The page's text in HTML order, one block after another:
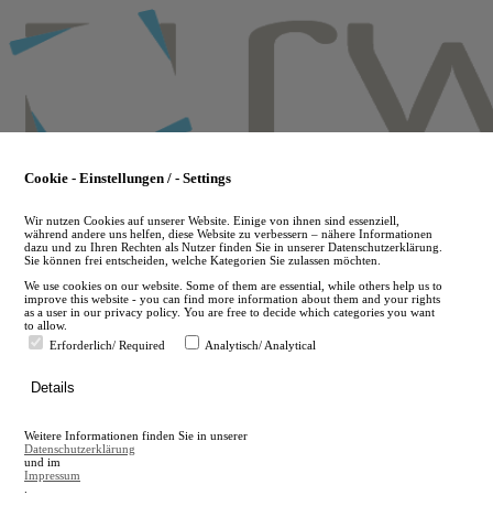
to
main
en
A
A
Cookie - Einstellungen / - Settings
Wir nutzen Cookies auf unserer Website. Einige von ihnen sind essenziell,
während andere uns helfen, diese Website zu verbessern – nähere Informationen
dazu und zu Ihren Rechten als Nutzer finden Sie in unserer Datenschutzerklärung.
Sie können frei entscheiden, welche Kategorien Sie zulassen möchten.
We use cookies on our website. Some of them are essential, while others help us to
improve this website - you can find more information about them and your rights
as a user in our privacy policy. You are free to decide which categories you want
to allow.
Erforderlich/ Required
Analytisch/ Analytical
Details
Weitere Informationen finden Sie in unserer
Datenschutzerklärung
und im
Impressum